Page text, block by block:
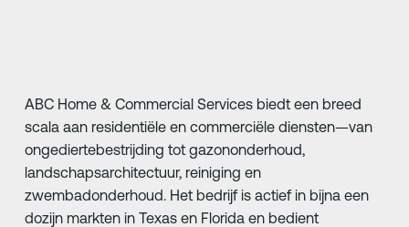
ABC Home & Commercial Services biedt een breed
scala aan residentiële en commerciële diensten—van
ongediertebestrijding tot gazononderhoud,
landschapsarchitectuur, reiniging en
zwembadonderhoud. Het bedrijf is actief in bijna een
dozijn markten in Texas en Florida en bedient